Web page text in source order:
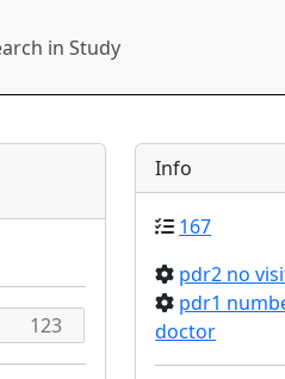
in Study
Info
167
pdr2 no
pdr1
doctor